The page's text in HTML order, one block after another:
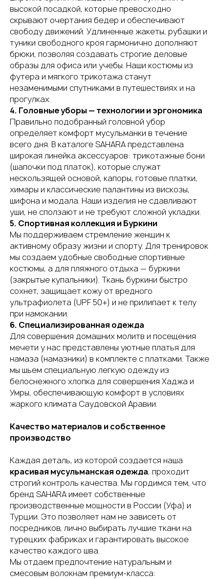
высокой посадкой, которые превосходно
скрывают очертания бедер и обеспечивают
свободу движений. Удлиненные жакеты, рубашки и
туники свободного кроя гармонично дополняют
брюки, позволяя создавать строгие деловые
образы для офиса или учебы. Наши костюмы из
футера и мягкого трикотажа станут
незаменимыми спутниками в путешествиях и на
прогулках.
4. Головные уборы — технологии и эргономика
Правильно подобранный головной убор
определяет комфорт мусульманки в течение
всего дня. В каталоге SAHARA представлена
широкая линейка аксессуаров: трикотажные бони
(шапочки под платок), которые служат
нескользящей основой, капоры, готовые платки,
химары и классические палантины из вискозы,
шифона и модала. Наши изделия не сдавливают
уши, не сползают и не требуют сложной укладки.
5. Спортивная коллекция и Буркини
Мы поддерживаем стремление женщин к
активному образу жизни и спорту. Для тренировок
мы создаем удобные свободные спортивные
костюмы, а для пляжного отдыха — буркини
(закрытые купальники). Ткань буркини быстро
сохнет, защищает кожу от вредного
ультрафиолета (UPF 50+) и не прилипает к телу
при намокании.
6. Специализированная одежда
Для совершения домашних молитв и посещения
мечети у нас представлены уютные платья для
намаза (намазники) в комплекте с платками. Также
мы шьем специальную легкую одежду из
белоснежного хлопка для совершения Хаджа и
Умры, обеспечивающую комфорт в условиях
жаркого климата Саудовской Аравии.
Качество материалов и собственное
производство
Каждая деталь, из которой создается наша
красивая мусульманская одежда, проходит
строгий контроль качества. Мы гордимся тем, что
бренд SAHARA имеет собственные
производственные мощности в России (Уфа) и
Турции. Это позволяет нам не зависеть от
посредников, лично выбирать лучшие ткани на
турецких фабриках и гарантировать высокое
качество каждого шва.
Мы отдаем предпочтение натуральным и
смесовым волокнам премиум-класса: